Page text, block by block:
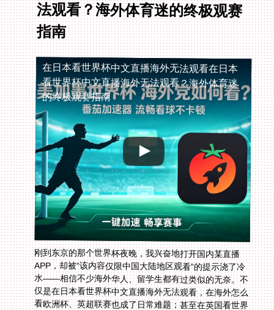
指南
在日本看世界杯中文直播海外无法观看在日本
看世界杯中文直播海外无法观看？海外体育迷
的终极观赛指南
刚到东京的那个世界杯夜晚，我兴奋地打开国内某直播
APP，却被“该内容仅限中国大陆地区观看”的提示浇了冷
水——相信不少海外华人、留学生都有过类似的无奈。不
仅是在日本看世界杯中文直播海外无法观看，在海外怎么
看欧洲杯、英超联赛也成了日常难题；甚至在英国看世界
杯直播仅限中国大陆，在泰国看B站世界杯无法播放……
这些都是版权地域限制在作祟。别担心，这篇指南会帮你
破解这些限制，教你用合适的回国加速器，流畅观看国内
平台的体育赛事和电视节目，还能享受熟悉的中文解说，